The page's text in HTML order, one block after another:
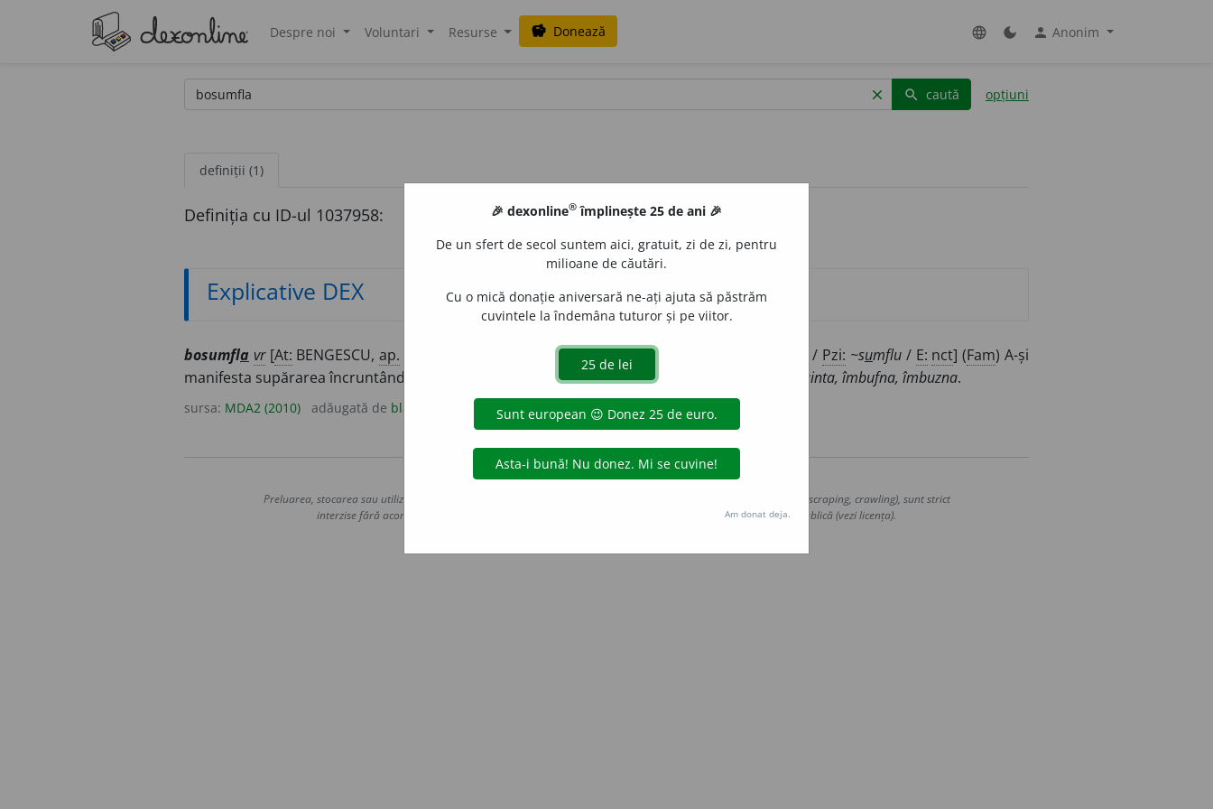
Despre noi Voluntari Resurse savings Donează language dark_mode person Anonim
clear search caută opțiuni
definiții (1)
Definiția cu ID-ul 1037958:
Explicative DEX
bosumfla vr[At: BENGESCU,ap. bus~, ~sâm~, bozu~, buzu~, boșu~, burs~, bors~ / Pzi: ~sumflu/ E: nct] (Fam) A-și
manifesta supărarea încruntându-se și strângând buzeleSi:(pop)drâmboia, îmbonța, îmbosăinta, îmbufna, îmbuzna.
sursa: MDA2 (2010) adăugată de blaurb.
Copyright © 2004-2026 dexonline (https://dexonline.ro)
Preluarea, stocarea sau utilizarea datelor de pe acest site, inclusiv prin orice metode de extragere automată (web scraping, crawling), sunt strict
interzise fără acordul nostru prealabil scris, cu excepția seturilor de date oferite oficial spre utilizare publică (vezi licența).
🎉 dexonline® împlinește 25 de ani 🎉
De un sfert de secol suntem aici, gratuit, zi de zi, pentru
milioane de căutări.
Cu o mică donație aniversară ne-ați ajuta să păstrăm
cuvintele la îndemâna tuturor și pe viitor.
Am donat deja.